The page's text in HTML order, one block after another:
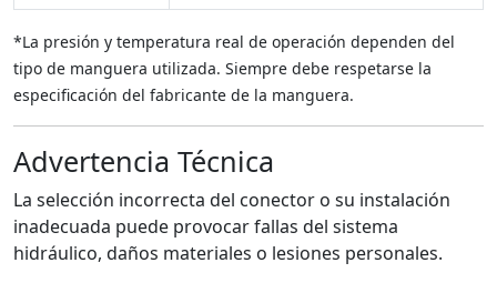
*La presión y temperatura real de operación dependen del
tipo de manguera utilizada. Siempre debe respetarse la
especificación del fabricante de la manguera.
Advertencia Técnica
La selección incorrecta del conector o su instalación
inadecuada puede provocar fallas del sistema
hidráulico, daños materiales o lesiones personales.